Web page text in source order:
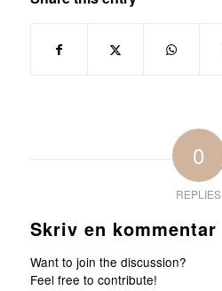
0
REPLIES
Skriv en kommentar
Want to join the discussion?
Feel free to contribute!